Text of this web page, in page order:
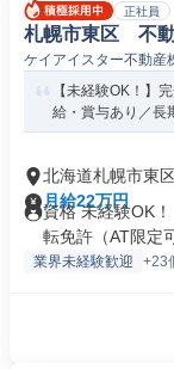
正社員
札幌市東区 不
ケイアイスター不動産
【未経験OK！】
給・賞与あり／長
北海道札幌市東
月給22万円
資格 未経験OK
転免許（AT限定
業界未経験歓迎 +23